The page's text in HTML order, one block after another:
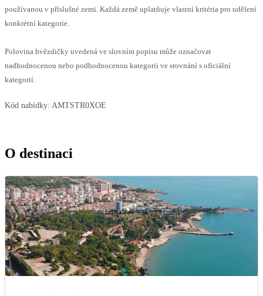
používanou v příslušné zemi. Každá země uplatňuje vlastní kritéria pro udělení
konkrétní kategorie.
Polovina hvězdičky uvedená ve slovním popisu může označovat
nadhodnocenou nebo podhodnocenou kategorii ve srovnání s oficiální
kategorií.
Kód nabídky: AMTSTR0XOE
O destinaci